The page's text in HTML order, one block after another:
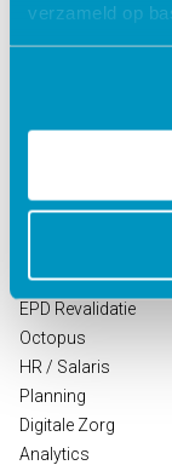
verzameld op
Oplossingen
EPD Geestelijke
behandelcentra
EPD Revalidatie
Octopus
HR / Salaris
Planning
Digitale Zorg
Analytics